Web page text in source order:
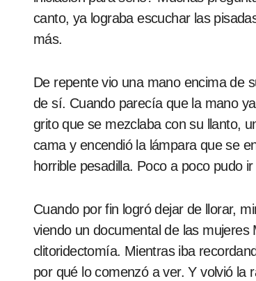
canto, ya lograba escuchar las
más.
De repente vio una mano encima de
de sí. Cuando parecía que la mano
grito que se mezclaba con su llanto,
cama y encendió la lámpara que se
horrible pesadilla. Poco a poco pudo
Cuando por fin logró dejar de llorar,
viendo un documental de las
clitoridectomía. Mientras iba
por qué lo comenzó a ver. Y volvió la